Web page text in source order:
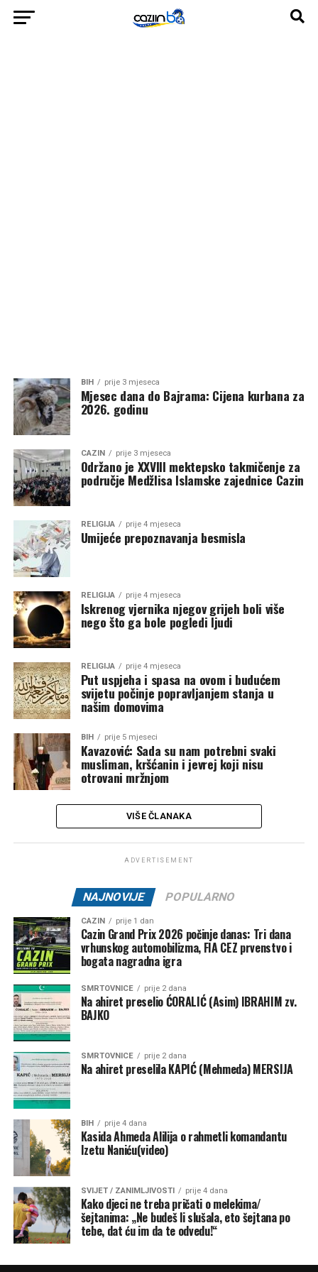
BIH prije 3 mjeseca
Mjesec dana do Bajrama: Cijena kurbana za
2026. godinu
CAZIN prije 3 mjeseca
Održano je XXVIII mektepsko takmičenje za
područje Medžlisa Islamske zajednice Cazin
RELIGIJA prije 4 mjeseca
Umijeće prepoznavanja besmisla
RELIGIJA prije 4 mjeseca
Iskrenog vjernika njegov grijeh boli više
nego što ga bole pogledi ljudi
RELIGIJA prije 4 mjeseca
Put uspjeha i spasa na ovom i budućem
svijetu počinje popravljanjem stanja u
našim domovima
BIH prije 5 mjeseci
Kavazović: Sada su nam potrebni svaki
musliman, kršćanin i jevrej koji nisu
otrovani mržnjom
VIŠE ČLANAKA
ADVERTISEMENT
NAJNOVIJE POPULARNO
CAZIN prije 1 dan
Cazin Grand Prix 2026 počinje danas: Tri dana
vrhunskog automobilizma, FIA CEZ prvenstvo i
bogata nagradna igra
SMRTOVNICE prije 2 dana
Na ahiret preselio ĆORALIĆ (Asim) IBRAHIM zv.
BAJKO
SMRTOVNICE prije 2 dana
Na ahiret preselila KAPIĆ (Mehmeda) MERSIJA
BIH prije 4 dana
Kasida Ahmeda Alilija o rahmetli komandantu
Izetu Naniću(video)
SVIJET / ZANIMLJIVOSTI prije 4 dana
Kako djeci ne treba pričati o melekima/
šejtanima: „Ne budeš li slušala, eto šejtana po
tebe, dat ću im da te odvedu!“